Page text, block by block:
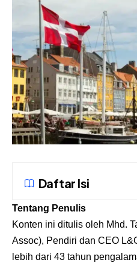
Daftar Isi
Tentang Penulis
Konten ini ditulis oleh Mhd.
Assoc), Pendiri dan CEO
lebih dari 43 tahun